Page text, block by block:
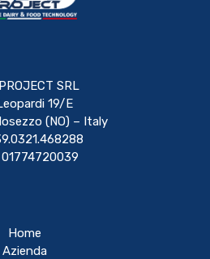
SRL
19/E
(NO) – Italy
01774720039
Home
Azienda